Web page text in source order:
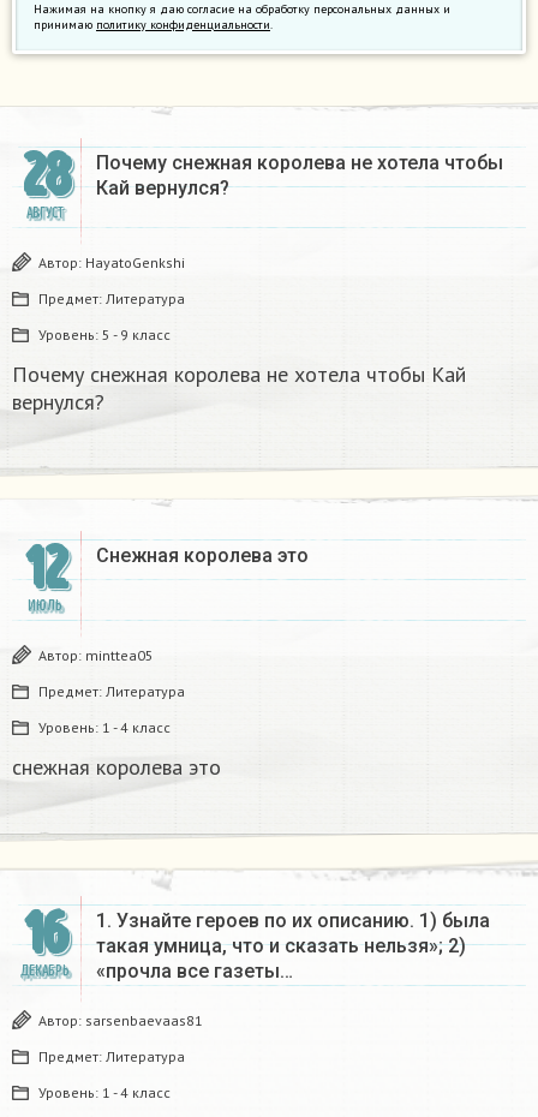
Нажимая на кнопку я даю согласие на обработку персональных данных и
принимаю политику конфиденциальности.
28
АВГУСТ
Почему снежная королева не хотела чтобы
Кай вернулся?
Автор: HayatoGenkshi
Предмет: Литература
Уровень: 5 - 9 класс
Почему снежная королева не хотела чтобы Кай
вернулся?
12
ИЮЛЬ
Снежная королева это​
Автор: minttea05
Предмет: Литература
Уровень: 1 - 4 класс
снежная королева это​
16
ДЕКАБРЬ
1. Узнайте героев по их описанию. 1) была
такая умница, что и сказать нельзя»; 2)
«прочла все газеты…
Автор: sarsenbaevaas81
Предмет: Литература
Уровень: 1 - 4 класс